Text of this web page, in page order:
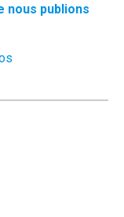
nous publions